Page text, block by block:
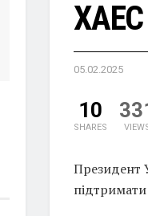
ХАЕС
05.02.2025
10
SHARES
Президент